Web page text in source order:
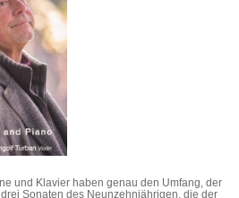
und Klavier haben genau den Umfang, der
Sonaten des Neunzehnjährigen, die der